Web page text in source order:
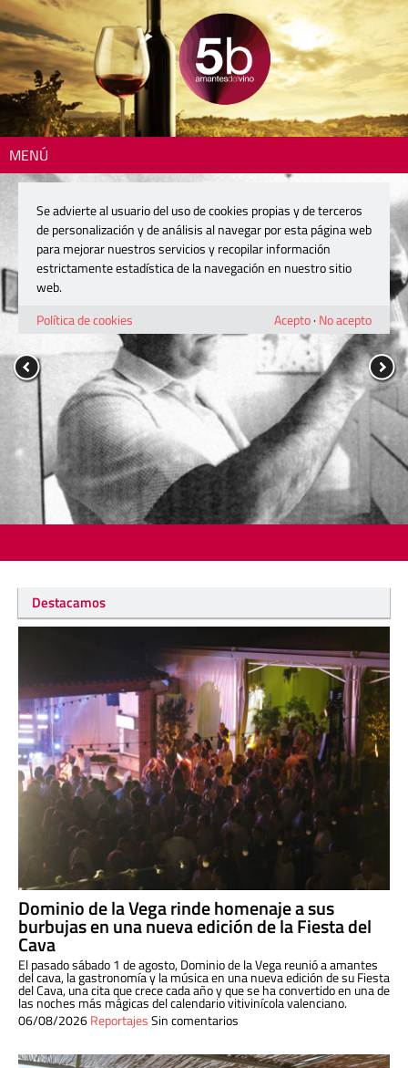
MENÚ
Destacamos
Dominio de la Vega rinde homenaje a sus
burbujas en una nueva edición de la Fiesta del
Cava
El pasado sábado 1 de agosto, Dominio de la Vega reunió a amantes
del cava, la gastronomía y la música en una nueva edición de su Fiesta
del Cava, una cita que crece cada año y que se ha convertido en una de
las noches más mágicas del calendario vitivinícola valenciano.
06/08/2026ReportajesSin comentarios
Se advierte al usuario del uso de cookies propias y de terceros
de personalización y de análisis al navegar por esta página web
para mejorar nuestros servicios y recopilar información
estrictamente estadística de la navegación en nuestro sitio
web.
Política de cookies
Acepto· No acepto